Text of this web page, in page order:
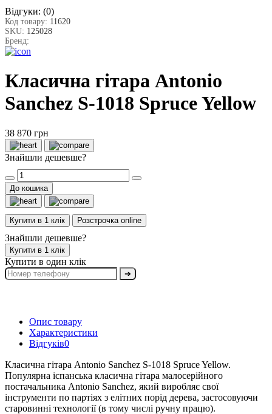
Відгуки: (0)
Код товару: 11620
SKU: 125028
Бренд:
Класична гітара Antonio
Sanchez S-1018 Spruce Yellow
38 870 грн
Знайшли дешевше?
До кошика
Купити в 1 клік Розстрочка online
Знайшли дешевше?
Купити в 1 клік
Купити в один клік
➔
Опис товару
Характеристики
Відгуків0
Класична гітара Antonio Sanchez S-1018 Spruce Yellow.
Популярна іспанська класична гітара малосерійного
постачальника Antonio Sanchez, який виробляє свої
інструменти по партіях з елітних порід дерева, застосовуючи
старовинні технології (в тому числі ручну працю).